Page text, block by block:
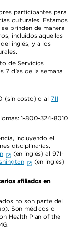
participantes para
culturales. Estamos
brinden de manera
incluidos aquellos
inglés, y a los
de Servicios
7 días de la semana
(sin costo) o al 711
1-800-324-8010
incluyendo el
disciplinarias,
(en inglés) al 971-
(en inglés)
afiliados en
no son parte del
Son médicos o
Health Plan of the